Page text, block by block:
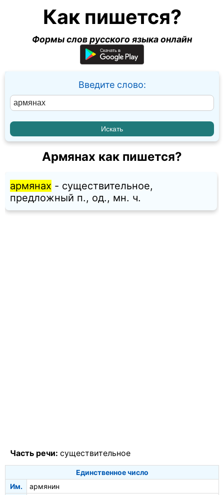
Как пишется?
Формы слов русского языка онлайн
Введите слово:
Армянах как пишется?
армянах - существительное,
предложный п., од., мн. ч.
Часть речи: существительное
Единственное число
Им.
армянин